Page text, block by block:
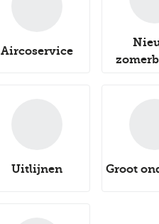
Aircoservice
Uitlijnen Groot